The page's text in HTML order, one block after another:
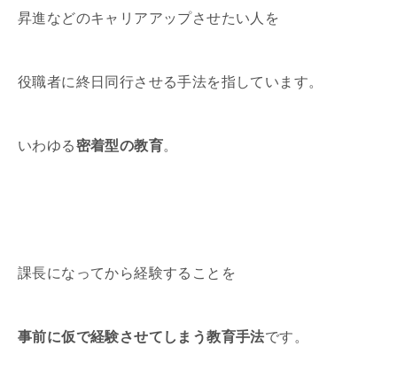
昇進などのキャリアアップさせたい人を
役職者に終日同行させる手法を指しています。
いわゆる密着型の教育。
課長になってから経験することを
事前に仮で経験させてしまう教育手法です。